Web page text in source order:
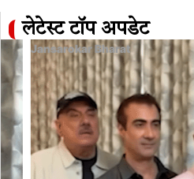
लेटेस्ट टॉप अपडेट
Jansarokar Bharat